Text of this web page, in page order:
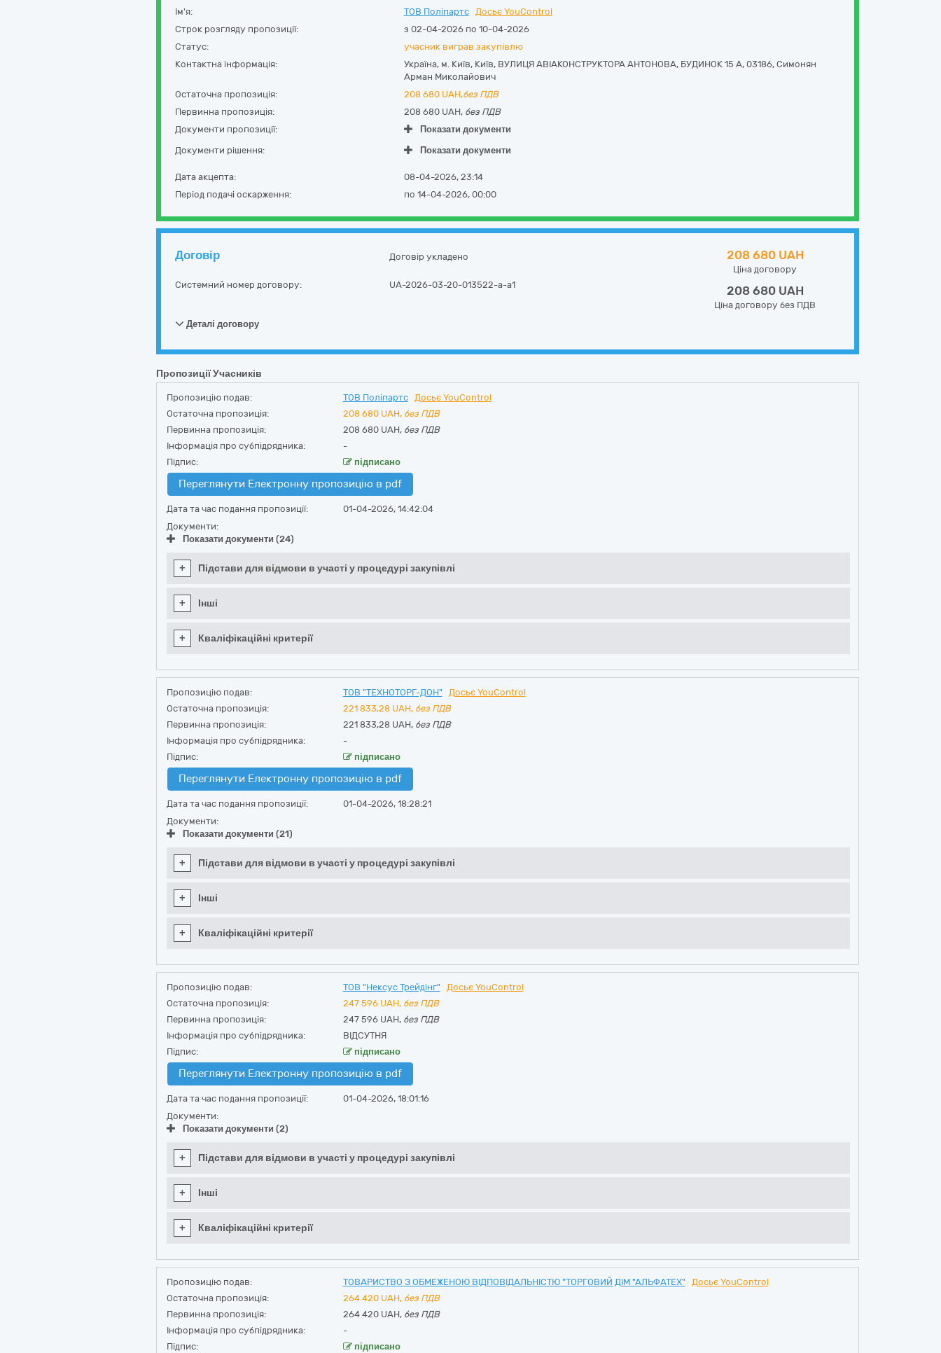
Ім'я:
ТОВ Поліпартс
Досьє YouControl
Строк розгляду пропозиції:
з 02-04-2026 по 10-04-2026
Статус:
учасник виграв закупівлю
Контактна інформація:
Україна, м. Київ, Київ, ВУЛИЦЯ АВІАКОНСТРУКТОРА АНТОНОВА, БУДИНОК 15 А, 03186, Симонян
Арман Миколайович
Остаточна пропозиція:
208 680 UAH,без ПДВ
Первинна пропозиція:
208 680 UAH, без ПДВ
Документи пропозиції:
Показати документи
Документи рішення:
Показати документи
Дата акцепта:
08-04-2026, 23:14
Період подачі оскарження:
по 14-04-2026, 00:00
Договір Договір укладено
Системний номер договору: UA-2026-03-20-013522-a-a1
208 680 UAH
Ціна договору
208 680 UAH
Ціна договору без ПДВ
Деталі договору
Пропозиції Учасників
Пропозицію подав: ТОВ Поліпартс
Досьє YouControl
Остаточна пропозиція:
208 680 UAH, без ПДВ
Первинна пропозиція:
208 680 UAH, без ПДВ
Інформація про субпідрядника:
-
Підпис:
підписано
Переглянути Електронну пропозицію в pdf
Дата та час подання пропозиції:
01-04-2026, 14:42:04
Документи:
Показати документи (24)
+ Підстави для відмови в участі у процедурі закупівлі
+ Інші
+ Кваліфікаційні критерії
Пропозицію подав: ТОВ "ТЕХНОТОРГ-ДОН"
Досьє YouControl
Остаточна пропозиція:
221 833,28 UAH, без ПДВ
Первинна пропозиція:
221 833,28 UAH, без ПДВ
Інформація про субпідрядника:
-
Підпис:
підписано
Переглянути Електронну пропозицію в pdf
Дата та час подання пропозиції:
01-04-2026, 18:28:21
Документи:
Показати документи (21)
+ Підстави для відмови в участі у процедурі закупівлі
+ Інші
+ Кваліфікаційні критерії
Пропозицію подав: ТОВ "Нексус Трейдінг"
Досьє YouControl
Остаточна пропозиція:
247 596 UAH, без ПДВ
Первинна пропозиція:
247 596 UAH, без ПДВ
Інформація про субпідрядника:
ВІДСУТНЯ
Підпис:
підписано
Переглянути Електронну пропозицію в pdf
Дата та час подання пропозиції:
01-04-2026, 18:01:16
Документи:
Показати документи (2)
+ Підстави для відмови в участі у процедурі закупівлі
+ Інші
+ Кваліфікаційні критерії
Пропозицію подав: ТОВАРИСТВО З ОБМЕЖЕНОЮ ВІДПОВІДАЛЬНІСТЮ "ТОРГОВИЙ ДІМ "АЛЬФАТЕХ"
Досьє YouControl
Остаточна пропозиція:
264 420 UAH, без ПДВ
Первинна пропозиція:
264 420 UAH, без ПДВ
Інформація про субпідрядника:
-
Підпис:
підписано